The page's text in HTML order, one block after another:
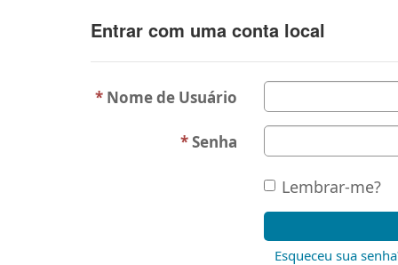
Entrar com uma conta local
Nome de Usuário
Senha
Lembrar-me?
Esqueceu sua